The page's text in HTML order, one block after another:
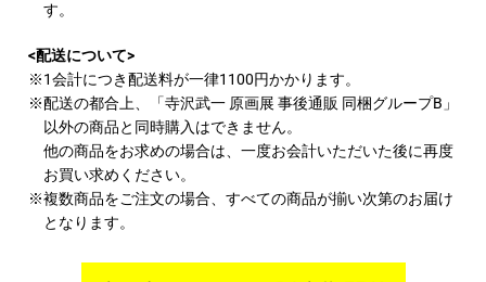
す。
<配送について>
※1会計につき配送料が一律1100円かかります。
※配送の都合上、「寺沢武一 原画展 事後通販 同梱グループB」
以外の商品と同時購入はできません。
他の商品をお求めの場合は、一度お会計いただいた後に再度
お買い求めください。
※複数商品をご注文の場合、すべての商品が揃い次第のお届け
となります。